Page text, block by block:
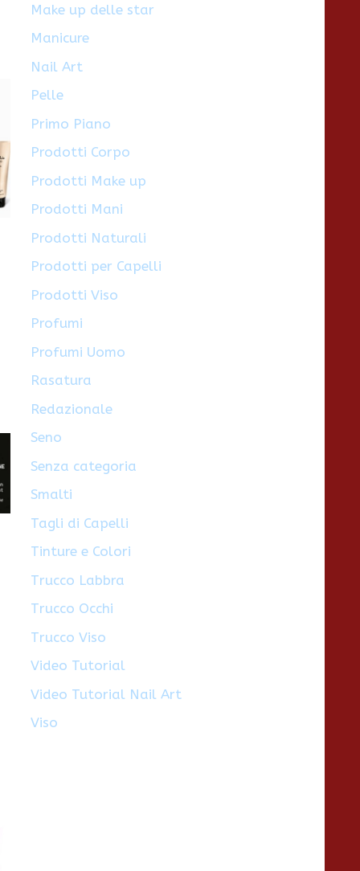
Make up delle star
Manicure
Nail Art
Pelle
Primo Piano
Prodotti Corpo
Prodotti Make up
Prodotti Mani
Prodotti Naturali
Prodotti per Capelli
Prodotti Viso
Profumi
Profumi Uomo
Rasatura
Redazionale
Seno
Senza categoria
Smalti
Tagli di Capelli
Tinture e Colori
Trucco Labbra
Trucco Occhi
Trucco Viso
Video Tutorial
Video Tutorial Nail Art
Viso